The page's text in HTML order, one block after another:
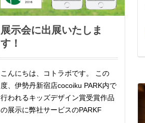
展示会に出展いたしま
す！
こんにちは、コトラボです。 この
度、伊勢丹新宿店cocoiku PARK内で
行われるキッズデザイン賞受賞作品
の展示に弊社サービスのPARKF